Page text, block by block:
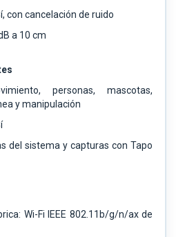
con cancelación de ruido
a 10 cm
personas, mascotas,
y manipulación
del sistema y capturas con Tapo
Wi-Fi IEEE 802.11b/g/n/ax de